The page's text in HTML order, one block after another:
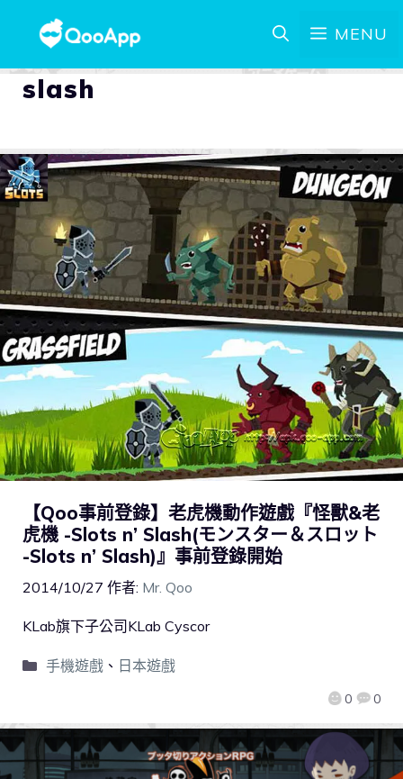
MENU
slash
【Qoo事前登錄】老虎機動作遊戲『怪獸&老
虎機 -Slots n’ Slash(モンスター＆スロット
-Slots n’ Slash)』事前登錄開始
2014/10/27 作者: Mr. Qoo
0 0
KLab旗下子公司KLab Cyscor
手機遊戲、 日本遊戲